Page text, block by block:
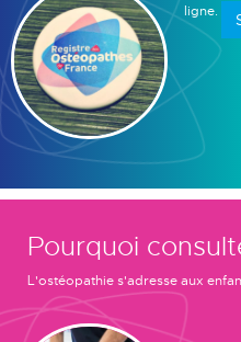
ligne.
Pourquoi
L'ostéopathie s'adresse aux